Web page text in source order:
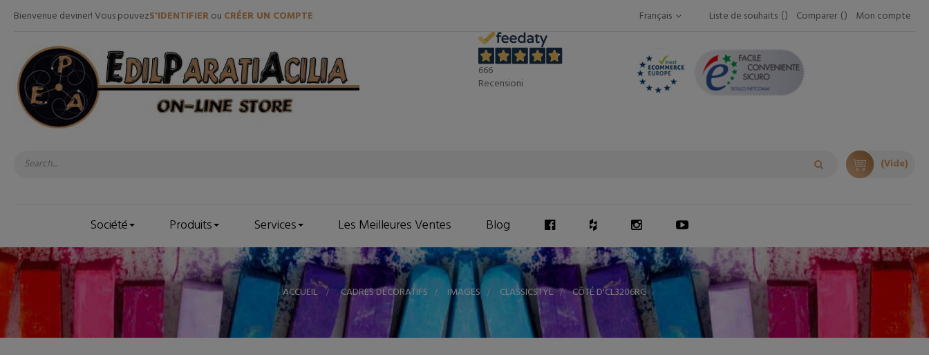
Bienvenue deviner! Vous pouvezS'IDENTIFIERou CRÉER UN COMPTE Liste de souhaits Comparer Mon compte
Français
666
Recensioni
(Vide)
Société Produits Services Les Meilleures Ventes Blog
ACCUEIL > CADRES DÉCORATIFS > IMAGES > CLASSICSTYL > CÔTÉ D'CL3206RG